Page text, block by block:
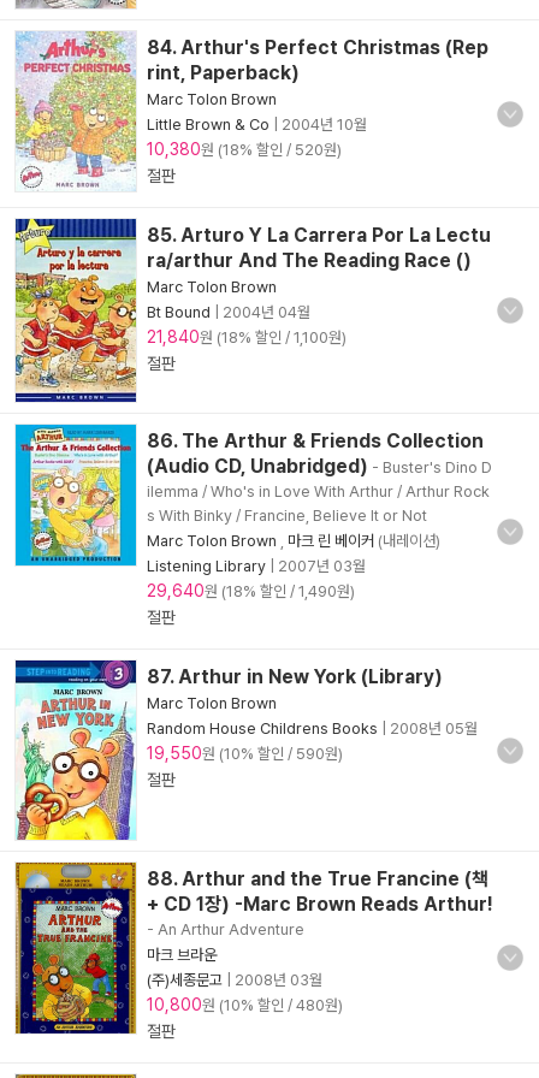
84. Arthur's Perfect Christmas (Rep
rint, Paperback)
Marc Tolon Brown
Little Brown & Co
2004년 10월
10,380원 (18% 할인 / 520원)
절판
85. Arturo Y La Carrera Por La Lectu
ra/arthur And The Reading Race ()
Marc Tolon Brown
Bt Bound
2004년 04월
21,840원 (18% 할인 / 1,100원)
절판
86. The Arthur & Friends Collection
(Audio CD, Unabridged) - Buster's Dino D
ilemma / Who's in Love With Arthur / Arthur Rock
s With Binky / Francine, Believe It or Not
Marc Tolon Brown
마크 린 베이커 (내레이션)
Listening Library
2007년 03월
29,640원 (18% 할인 / 1,490원)
절판
87. Arthur in New York (Library)
Marc Tolon Brown
Random House Childrens Books
2008년 05월
19,550원 (10% 할인 / 590원)
절판
88. Arthur and the True Francine (책
+ CD 1장) -Marc Brown Reads Arthur!
- An Arthur Adventure
마크 브라운
(주)세종문고
2008년 03월
10,800원 (10% 할인 / 480원)
절판